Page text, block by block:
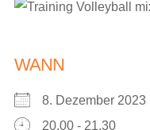
WANN
8. Dezember
20.00 - 21.30